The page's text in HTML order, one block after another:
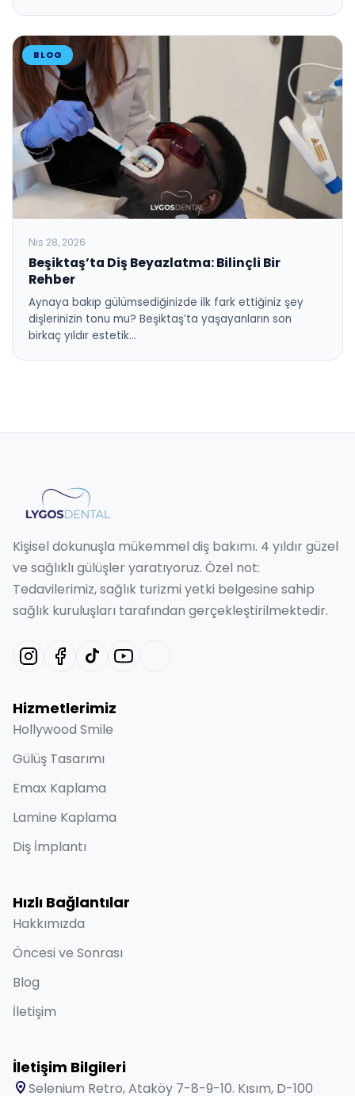
BLOG
Nis 28, 2026
Beşiktaş’ta Diş Beyazlatma: Bilinçli Bir
Rehber
Aynaya bakıp gülümsediğinizde ilk fark ettiğiniz şey
dişlerinizin tonu mu? Beşiktaş’ta yaşayanların son
birkaç yıldır estetik…
Kişisel dokunuşla mükemmel diş bakımı. 4 yıldır güzel
ve sağlıklı gülüşler yaratıyoruz. Özel not:
Tedavilerimiz, sağlık turizmi yetki belgesine sahip
sağlık kuruluşları tarafından gerçekleştirilmektedir.
Hizmetlerimiz
Hollywood Smile
Gülüş Tasarımı
Emax Kaplama
Lamine Kaplama
Diş İmplantı
Hızlı Bağlantılar
Hakkımızda
Öncesi ve Sonrası
Blog
İletişim
İletişim Bilgileri
Selenium Retro, Ataköy 7-8-9-10. Kısım, D-100